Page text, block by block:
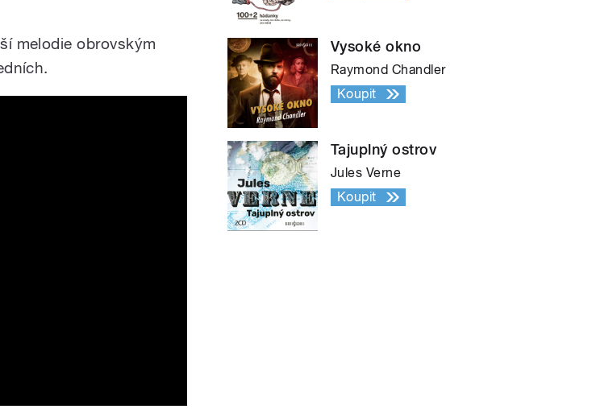
melodie obrovským
Vysoké okno
Raymond Chandler
Koupit
Tajuplný ostrov
Jules Verne
Koupit